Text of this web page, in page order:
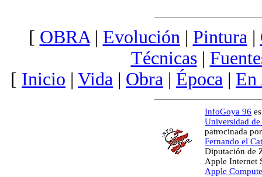
[ OBRA| Evolución | Pintura |
Técnicas|
[ Inicio | Vida | Obra | Época | En
InfoGoya 96
Universidad de
patrocinada
Fernando el
Diputación de
Apple Internet
Apple